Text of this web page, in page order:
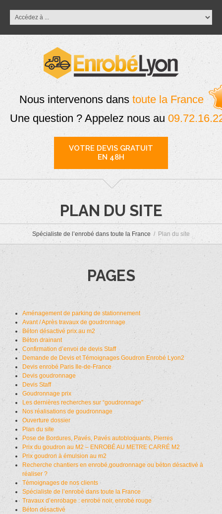
Nous intervenons dans toute la France
Une question ? Appelez nous au
VOTRE DEVIS GRATUIT
EN 48H
PLAN DU SITE
Spécialiste de l’enrobé dans toute la France Plan du site
PAGES
Aménagement de parking de stationnement
Avant / Après travaux de goudronnage
Béton désactivé prix au m2
Béton drainant
Confirmation d’envoi de devis Staff
Demande de Devis et Témoignages Goudron Enrobé Lyon2
Devis enrobé Paris Ile-de-France
Devis goudronnage
Devis Staff
Goudronnage prix
Les dernières recherches sur “goudronnage”
Nos réalisations de goudronnage
Ouverture dossier
Plan du site
Pose de Bordures, Pavés, Pavés autobloquants, Pierres
Prix du goudron au M2 – ENROBÉ AU METRE CARRÉ M2
Prix goudron à émulsion au m2
Recherche chantiers en enrobé,goudronnage ou béton désactivé à
réaliser ?
Témoignages de nos clients
Spécialiste de l’enrobé dans toute la France
Travaux d’enrobage : enrobé noir, enrobé rouge
Béton désactivé